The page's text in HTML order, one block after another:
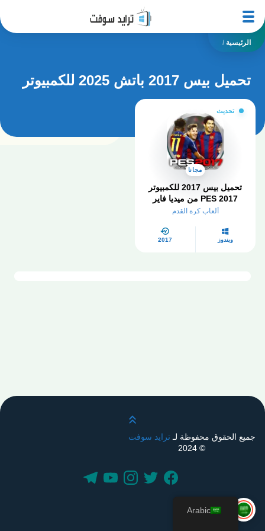
الرئيسية /
تحميل بيس 2017 باتش 2025 للكمبيوتر
تحديث
مجانا
تحميل بيس 2017 للكمبيوتر
PES 2017 من ميديا فاير
مضغوطة
ألعاب كرة القدم
ويندوز 2017
قم بالتمرير لأعلى
جميع الحقوق محفوظة لـترايد سوفت
© 2024
Arabic